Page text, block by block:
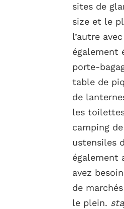
sites de
size et le
l’autre
également
porte-
table de
de
les
camping
ustensiles
également
avez
de
le plein.